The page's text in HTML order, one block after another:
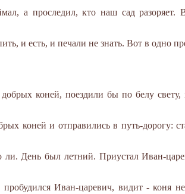
а проследил, кто наш сад разоряет.
и есть, и печали не знать. Вот в одно
коней, поездили бы по белу
коней и отправились в путь-дорогу:
День был летний. Приустал Иван-
Иван-царевич, видит - коня